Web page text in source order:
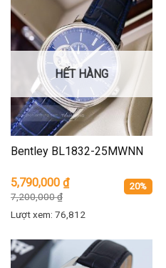
HẾT HÀNG
Bentley BL1832-25MWNN
5,790,000 ₫
7,200,000₫
20%
Lượt xem: 76,812